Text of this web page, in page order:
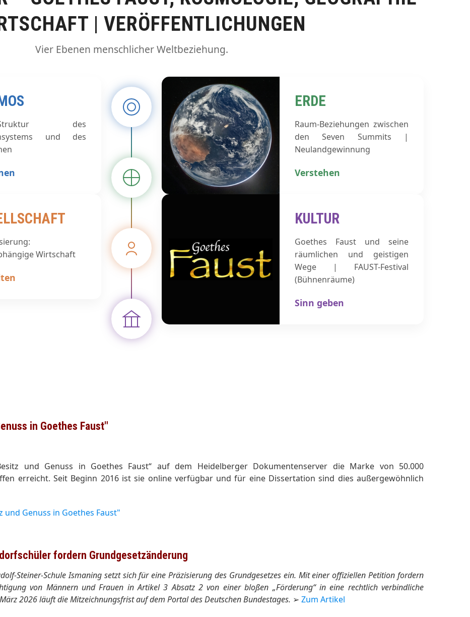
| VERÖFFENTLICHUNGEN
Vier Ebenen menschlicher Weltbeziehung.
Struktur des
und des
Wirtschaft
ERDE
Raum-Beziehungen zwischen
den Seven Summits |
Neulandgewinnung
Verstehen
KULTUR
Goethes Faust und seine
räumlichen und geistigen
Wege | FAUST-Festival
(Bühnenräume)
Sinn geben
in Goethes Faust"
und Genuss in Goethes Faust“ auf dem Heidelberger Dokumentenserver die Marke von 50.000
erreicht. Seit Beginn 2016 ist sie online verfügbar und für eine Dissertation sind dies außergewöhnlich
und Genuss in Goethes Faust"
fordern Grundgesetzänderung
Steiner-Schule Ismaning setzt sich für eine Präzisierung des Grundgesetzes ein. Mit einer offiziellen Petition fordern
von Männern und Frauen in Artikel 3 Absatz 2 von einer bloßen „Förderung“ in eine rechtlich verbindliche
2026 läuft die Mitzeichnungsfrist auf dem Portal des Deutschen Bundestages. ➢ Zum Artikel